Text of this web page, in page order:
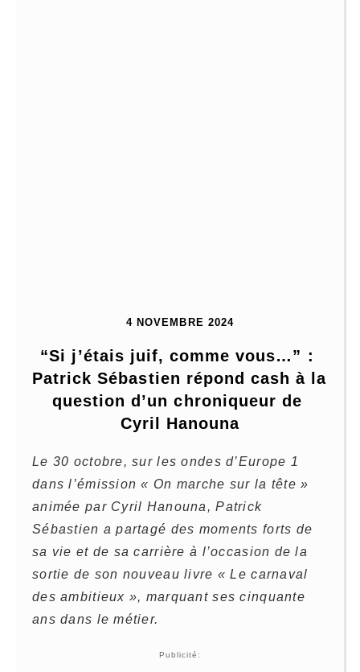
4 NOVEMBRE 2024
“Si j’étais juif, comme vous…” :
Patrick Sébastien répond cash à la
question d’un chroniqueur de
Cyril Hanouna
Le 30 octobre, sur les ondes d’Europe 1
dans l’émission « On marche sur la tête »
animée par Cyril Hanouna, Patrick
Sébastien a partagé des moments forts de
sa vie et de sa carrière à l’occasion de la
sortie de son nouveau livre « Le carnaval
des ambitieux », marquant ses cinquante
ans dans le métier.
Publicité: